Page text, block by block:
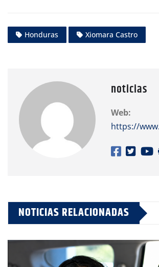
Honduras Xiomara Castro
noticias
Web:
https://
NOTICIAS RELACIONADAS